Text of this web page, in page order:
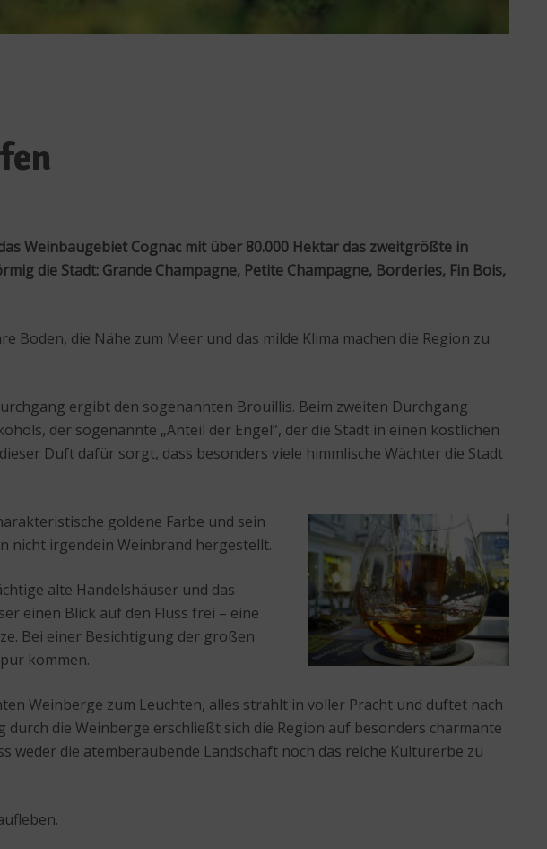
Weinbaugebiet Cognac mit über 80.000 Hektar das zweitgrößte in
die Stadt: Grande Champagne, Petite Champagne, Borderies, Fin Bois,
die Nähe zum Meer und das milde Klima machen die Region zu
ergibt den sogenannten Brouillis. Beim zweiten Durchgang
der sogenannte „Anteil der Engel”, der die Stadt in einen köstlichen
Duft dafür sorgt, dass besonders viele himmlische Wächter die Stadt
goldene Farbe und sein
nicht irgendein Weinbrand hergestellt.
alte Handelshäuser und das
einen Blick auf den Fluss frei – eine
Bei einer Besichtigung der großen
kommen.
Weinberge zum Leuchten, alles strahlt in voller Pracht und duftet nach
die Weinberge erschließt sich die Region auf besonders charmante
weder die atemberaubende Landschaft noch das reiche Kulturerbe zu